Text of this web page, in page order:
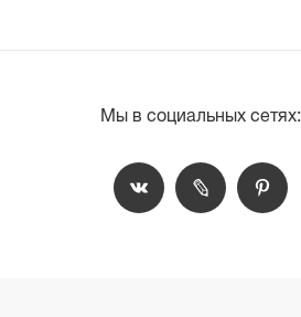
Мы в социальных сетях: